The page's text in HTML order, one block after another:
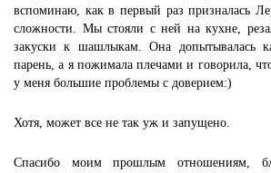
вспоминаю, как в первый раз призналась
сложности. Мы стояли с ней на кухне,
закуски к шашлыкам. Она допытывалась
парень, а я пожимала плечами и говорила,
у меня большие проблемы с доверием:)
Хотя, может все не так уж и запущено.
Спасибо моим прошлым отношениям,